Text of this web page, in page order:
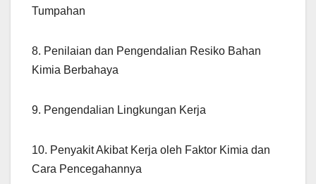
Tumpahan
8. Penilaian dan Pengendalian Resiko Bahan
Kimia Berbahaya
9. Pengendalian Lingkungan Kerja
10. Penyakit Akibat Kerja oleh Faktor Kimia dan
Cara Pencegahannya